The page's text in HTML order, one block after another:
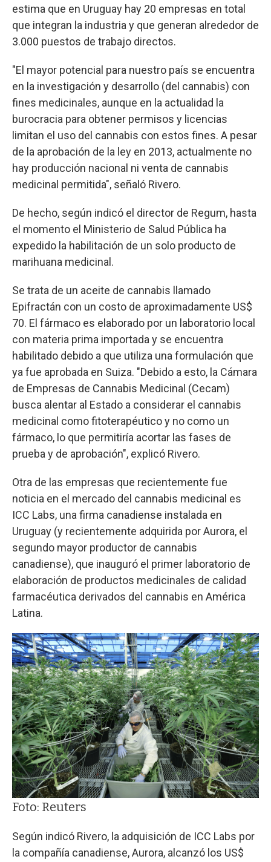
estima que en Uruguay hay 20 empresas en total
que integran la industria y que generan alrededor de
3.000 puestos de trabajo directos.
"El mayor potencial para nuestro país se encuentra
en la investigación y desarrollo (del cannabis) con
fines medicinales, aunque en la actualidad la
burocracia para obtener permisos y licencias
limitan el uso del cannabis con estos fines. A pesar
de la aprobación de la ley en 2013, actualmente no
hay producción nacional ni venta de cannabis
medicinal permitida", señaló Rivero.
De hecho, según indicó el director de Regum, hasta
el momento el Ministerio de Salud Pública ha
expedido la habilitación de un solo producto de
marihuana medicinal.
Se trata de un aceite de cannabis llamado
Epifractán con un costo de aproximadamente US$
70. El fármaco es elaborado por un laboratorio local
con materia prima importada y se encuentra
habilitado debido a que utiliza una formulación que
ya fue aprobada en Suiza. "Debido a esto, la Cámara
de Empresas de Cannabis Medicinal (Cecam)
busca alentar al Estado a considerar el cannabis
medicinal como fitoterapéutico y no como un
fármaco, lo que permitiría acortar las fases de
prueba y de aprobación", explicó Rivero.
Otra de las empresas que recientemente fue
noticia en el mercado del cannabis medicinal es
ICC Labs, una firma canadiense instalada en
Uruguay (y recientemente adquirida por Aurora, el
segundo mayor productor de cannabis
canadiense), que inauguró el primer laboratorio de
elaboración de productos medicinales de calidad
farmacéutica derivados del cannabis en América
Latina.
Foto: Reuters
Según indicó Rivero, la adquisición de ICC Labs por
la compañía canadiense, Aurora, alcanzó los US$